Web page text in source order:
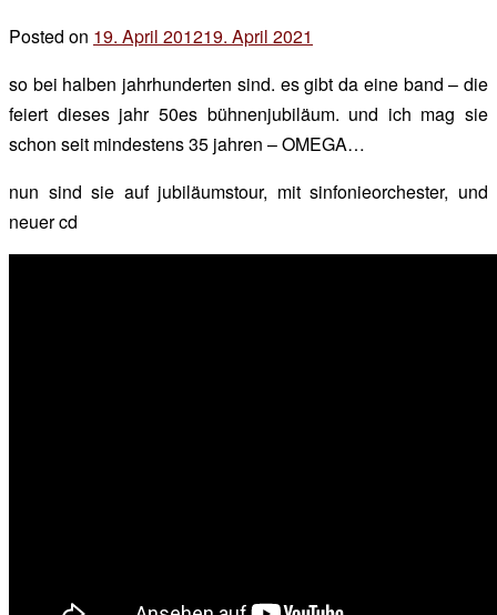
Posted on 19. April 201219. April 2021
chef
so bei halben jahrhunderten sind. es gibt da eine band – die
feiert dieses jahr 50es bühnenjubiläum. und ich mag sie
schon seit mindestens 35 jahren – OMEGA…
nun sind sie auf jubiläumstour, mit sinfonieorchester, und
neuer cd